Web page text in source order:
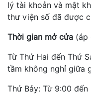
lý tài khoản và mật
thư viện số đã được
Thời gian mở cửa (áp
Từ Thứ Hai đến Thứ
tầm không nghỉ giữa
Thứ Bảy: Từ 9:00